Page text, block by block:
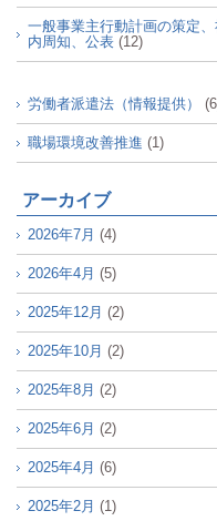
一般事業主行動計画の策定、
内周知、公表 (12)
労働者派遣法（情報提供）
職場環境改善推進 (1)
アーカイブ
2026年7月 (4)
2026年4月 (5)
2025年12月 (2)
2025年10月 (2)
2025年8月 (2)
2025年6月 (2)
2025年4月 (6)
2025年2月 (1)